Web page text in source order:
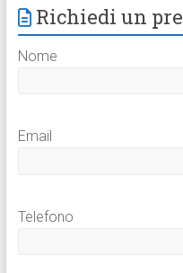
Richiedi un
Nome
Email
Telefono